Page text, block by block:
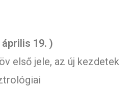
19. )
első jele, az új kezdetek